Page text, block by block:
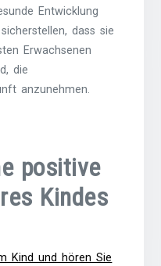
Entwicklung
dass sie
Erwachsenen
die
anzunehmen.
positive
Kindes
Kind und hören Sie